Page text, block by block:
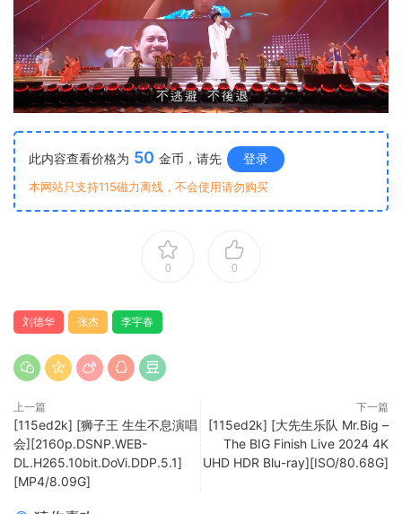
此内容查看价格为 50 金币，请先 登录
本网站只支持115磁力离线，不会使用请勿购买
0 0
刘德华 张杰 李宇春
上一篇
[115ed2k] [狮子王 生生不息演唱
会][2160p.DSNP.WEB-
DL.H265.10bit.DoVi.DDP.5.1]
[MP4/8.09G]
下一篇
[115ed2k] [大先生乐队 Mr.Big –
The BIG Finish Live 2024 4K
UHD HDR Blu-ray][ISO/80.68G]